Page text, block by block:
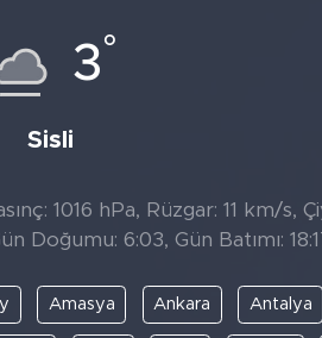
3°
Sisli
1016 hPa, Rüzgar: 11 km/s,
Doğumu: 6:03, Gün Batımı:
Amasya Ankara Antalya